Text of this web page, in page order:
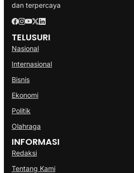
dan terpercaya
TELUSURI
Nasional
Internasional
Bisnis
Ekonomi
Politik
Olahraga
INFORMASI
Redaksi
Tentang Kami